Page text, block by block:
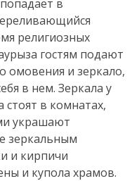
в
религиозных
гостям подают
омовения и зеркало,
в нем. Зеркала у
стоят в комнатах,
украшают
зеркальным
и кирпичи
и купола храмов.